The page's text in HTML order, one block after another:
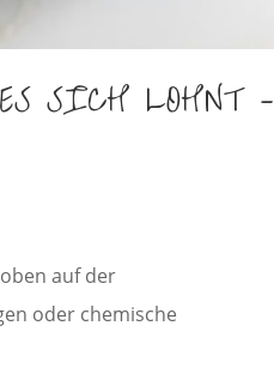
SICH LOHNT –
auf der
oder chemische